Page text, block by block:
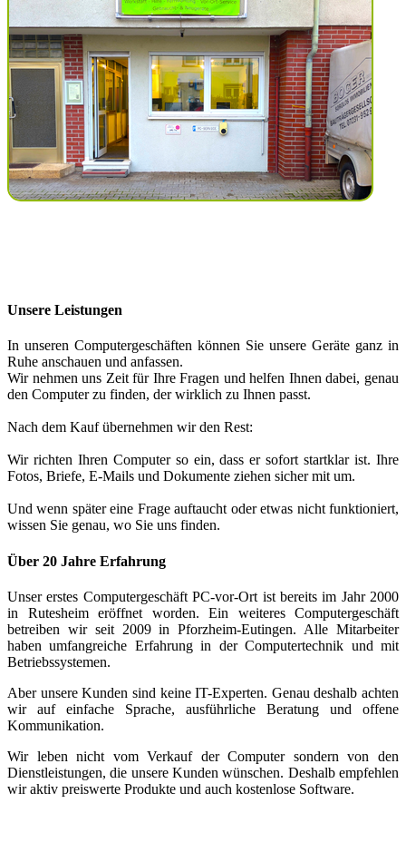
Unsere Leistungen
In unseren Computergeschäften können Sie unsere Geräte ganz in
Ruhe anschauen und anfassen.
Wir nehmen uns Zeit für Ihre Fragen und helfen Ihnen dabei, genau
den Computer zu finden, der wirklich zu Ihnen passt.
Nach dem Kauf übernehmen wir den Rest:
Wir richten Ihren Computer so ein, dass er sofort startklar ist. Ihre
Fotos, Briefe, E-Mails und Dokumente ziehen sicher mit um.
Und wenn später eine Frage auftaucht oder etwas nicht funktioniert,
wissen Sie genau, wo Sie uns finden.
Über 20 Jahre Erfahrung
Unser erstes Computergeschäft PC-vor-Ort ist bereits im Jahr 2000
in Rutesheim eröffnet worden. Ein weiteres Computergeschäft
betreiben wir seit 2009 in Pforzheim-Eutingen. Alle Mitarbeiter
haben umfangreiche Erfahrung in der Computertechnik und mit
Betriebssystemen.
Aber unsere Kunden sind keine IT-Experten. Genau deshalb achten
wir auf einfache Sprache, ausführliche Beratung und offene
Kommunikation.
Wir leben nicht vom Verkauf der Computer sondern von den
Dienstleistungen, die unsere Kunden wünschen. Deshalb empfehlen
wir aktiv preiswerte Produkte und auch kostenlose Software.